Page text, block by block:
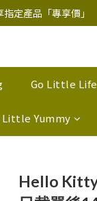
定產品「​專享價」
定產品「​專享價」
惠: 4件9折
指定產品「​專享價」
Go Little Life
Little Yummy
Hello Kitty